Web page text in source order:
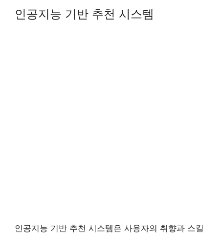
인공지능 기반 추천 시스템
인공지능 기반 추천 시스템은 사용자의 취향과 스킬